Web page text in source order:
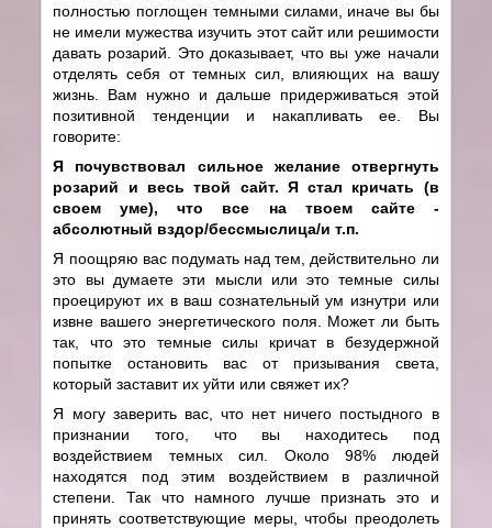
полностью поглощен темными силами, иначе вы бы
не имели мужества изучить этот сайт или решимости
давать розарий. Это доказывает, что вы уже начали
отделять себя от темных сил, влияющих на вашу
жизнь. Вам нужно и дальше придерживаться этой
позитивной тенденции и накапливать ее. Вы
говорите:
Я почувствовал сильное желание отвергнуть
розарий и весь твой сайт. Я стал кричать (в
своем уме), что все на твоем сайте -
абсолютный вздор/бессмыслица/и т.п.
Я поощряю вас подумать над тем, действительно ли
это вы думаете эти мысли или это темные силы
проецируют их в ваш сознательный ум изнутри или
извне вашего энергетического поля. Может ли быть
так, что это темные силы кричат в безудержной
попытке остановить вас от призывания света,
который заставит их уйти или свяжет их?
Я могу заверить вас, что нет ничего постыдного в
признании того, что вы находитесь под
воздействием темных сил. Около 98% людей
находятся под этим воздействием в различной
степени. Так что намного лучше признать это и
принять соответствующие меры, чтобы преодолеть